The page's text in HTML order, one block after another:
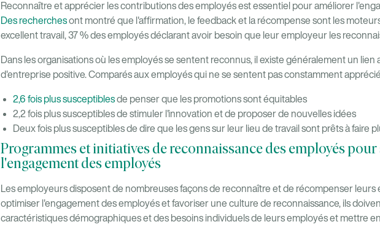
Reconnaître et apprécier les contributions des employés est essentiel pour améliorer
Des recherchesont montré que l'affirmation, le feedback et la récompense sont les
excellent travail, 37 % des employés déclarant avoir besoin que leur employeur les
Dans les organisations où les employés se sentent reconnus, il existe généralement un lien
d'entreprise positive. Comparés aux employés qui ne se sentent pas constamment
2,6 fois plus susceptiblesde penser que les promotions sont équitables
2,2 fois plus susceptibles de stimuler l'innovation et de proposer de nouvelles idées
Deux fois plus susceptibles de dire que les gens sur leur lieu de travail sont prêts à faire
Programmes et initiatives de reconnaissance des employés
l'engagement des employés
Les employeurs disposent de nombreuses façons de reconnaître et de récompenser leurs
optimiser l'engagement des employés et favoriser une culture de reconnaissance, ils
caractéristiques démographiques et des besoins individuels de leurs employés et mettre